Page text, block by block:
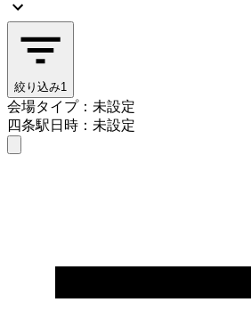
絞り込み1
会場タイプ：未設定
四条駅日時：未設定